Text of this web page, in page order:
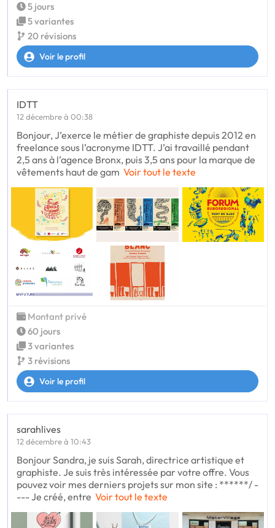
5 jours
5 variantes
20 révisions
Voir le profil
IDTT
12 décembre à 00:38
Bonjour, J’exerce le métier de graphiste depuis 2012 en
freelance sous l’acronyme IDTT. J’ai travaillé pendant
2,5 ans à l’agence Bronx, puis 3,5 ans pour la marque de
vêtements haut de gam Voir tout le texte
Montant privé
60 jours
3 variantes
3 révisions
Voir le profil
sarahlives
12 décembre à 10:43
Bonjour Sandra, je suis Sarah, directrice artistique et
graphiste. Je suis très intéressée par votre offre. Vous
pouvez voir mes derniers projets sur mon site : ******/ -
--- Je créé, entre Voir tout le texte